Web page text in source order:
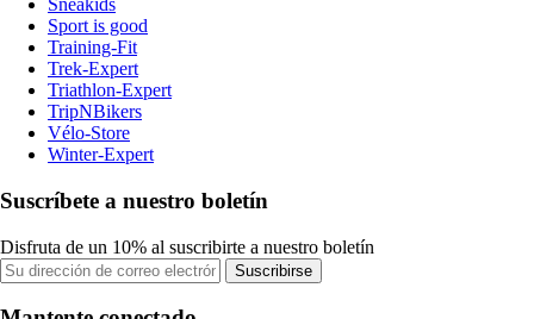
Sneakids
Sport is good
Training-Fit
Trek-Expert
Triathlon-Expert
TripNBikers
Vélo-Store
Winter-Expert
Suscríbete a nuestro boletín
Disfruta de un 10% al suscribirte a nuestro boletín
Suscribirse